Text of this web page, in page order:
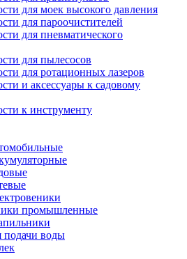
для моек высокого давления
для пароочистителей
для пневматического
для пылесосов
для ротационных лазеров
и аксессуары к садовому
к инструменту
промышленные
подачи воды